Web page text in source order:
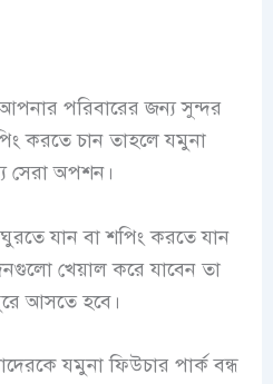
পরিবারের জন্য সুন্দর
করতে চান তাহলে যমুনা
সেরা অপশন।
যান বা শপিং করতে যান
খেয়াল করে যাবেন তা
আসতে হবে।
যমুনা ফিউচার পার্ক বন্ধ